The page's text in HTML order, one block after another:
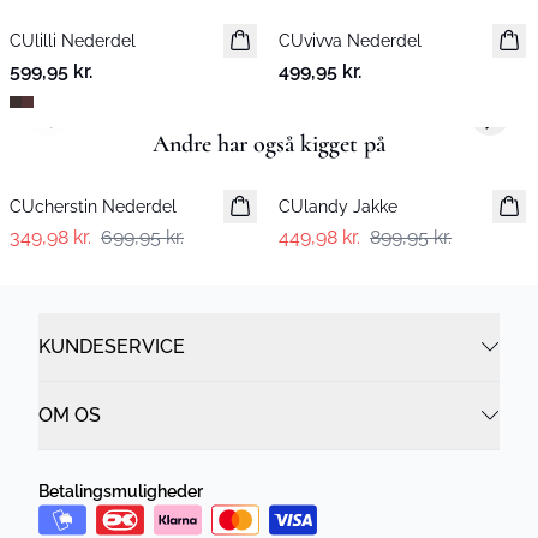
Nyhed
CUlilli Nederdel
599,95 kr.
Nyhed
CUvivva Nederdel
499,95 kr.
Andre har også kigget på
CUcherstin Nederdel
349,98 kr. 699,95 kr.
-50%
CUlandy Jakke
449,98 kr. 899,95 kr.
Previous slide Next
KUNDESERVICE
OM OS
Betalingsmuligheder